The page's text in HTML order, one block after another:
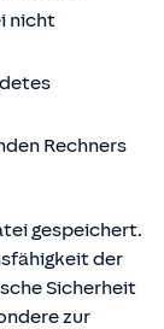
nicht
Rechners
gespeichert.
der
Sicherheit
zur